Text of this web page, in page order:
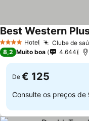
4 EstrelasHotel Clube de
Ver preços
8,2 Muito boa 4.644
De € 125
Consulte os preços de